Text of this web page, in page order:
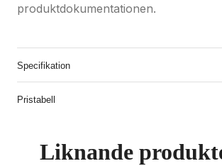
produktdokumentationen.
Specifikation
Pristabell
Liknande